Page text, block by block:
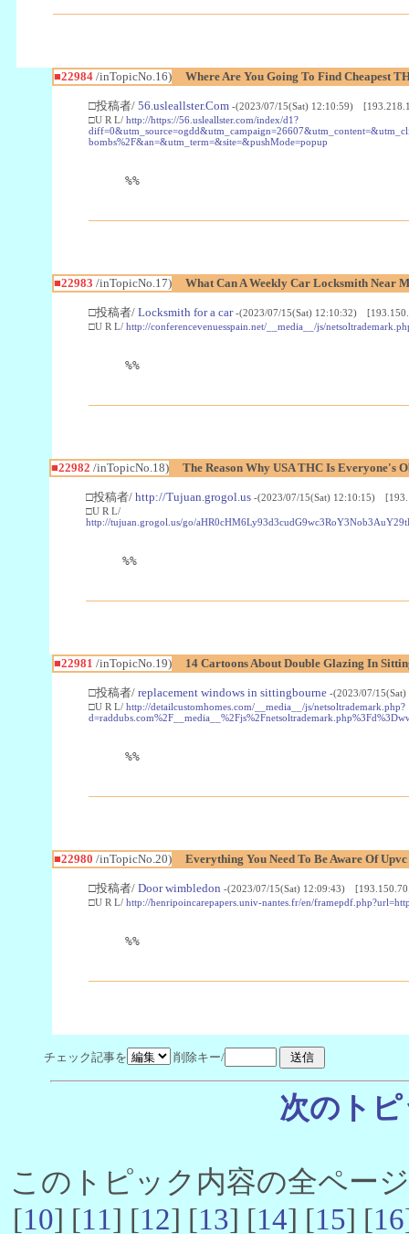
■22984/inTopicNo.16) Where Are You Going To Find Cheapest
□投稿者/ 56.usleallster.Com -(2023/07/15(Sat) 12:10:59)
□U R L/ http://https://56.usleallster.com/index/d1?
bombs%2F&an=&utm_term=&site=&pushMode=popup
%%
■22983 /inTopicNo.17) What Can A Weekly Car Locksmith Near
□投稿者/ Locksmith for a car -(2023/07/15(Sat) 12:10:32)
□U R L/ http://conferencevenuesspain.net/__media__/js/
%%
■22982 /inTopicNo.18) The Reason Why USA THC Is Everyone's
□投稿者/ http://Tujuan.grogol.us -(2023/07/15(Sat) 12:10:15)
□U R L/
http://tujuan.grogol.us/go/
%%
■22981 /inTopicNo.19) 14 Cartoons About Double Glazing In
□投稿者/ replacement windows in sittingbourne -(2023/07/
□U R L/ http://detailcustomhomes.com/__media__/js/netsoltrademark.php?
%%
■22980 /inTopicNo.20) Everything You Need To Be Aware Of
□投稿者/ Door wimbledon -(2023/07/15(Sat) 12:09:43)
□U R L/ http://henripoincarepapers.univ-nantes.fr/en/
%%
チェック記事を 削除キー/
次のト
このトピック内容の全ペー
[10] [11] [12] [13] [14] [15] [16